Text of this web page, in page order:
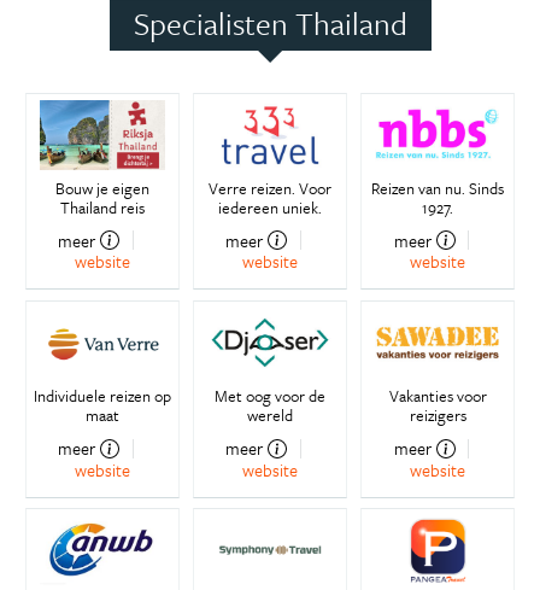
Specialisten Thailand
Bouw je eigen
Thailand reis
meer
website
Verre reizen. Voor
iedereen uniek.
meer
website
Reizen van nu. Sinds
1927.
meer
website
Individuele reizen op
maat
meer
website
Met oog voor de
wereld
meer
website
Vakanties voor
reizigers
meer
website